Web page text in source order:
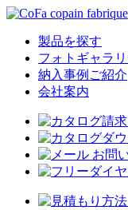
製品を探す
フォトギャラ
納入事例ご紹介
会社案内
お問